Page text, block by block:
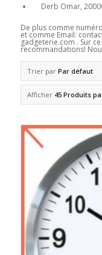
Derb Omar,
De plus comme
et comme Email:
gadgeterie.com . Sur
recommandations!
Trier par Par défaut
Afficher 45 Produits